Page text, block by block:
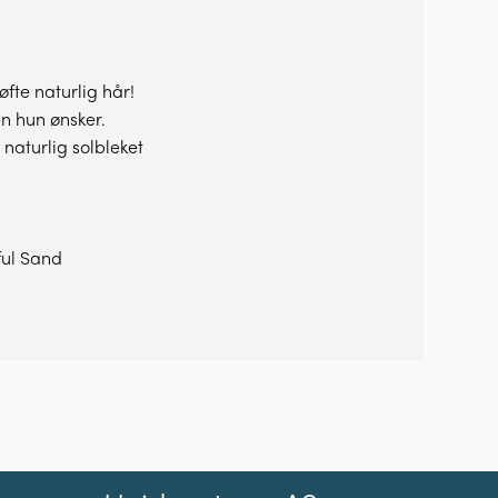
naturlig hår!
hun ønsker.
naturlig solbleket
Sand